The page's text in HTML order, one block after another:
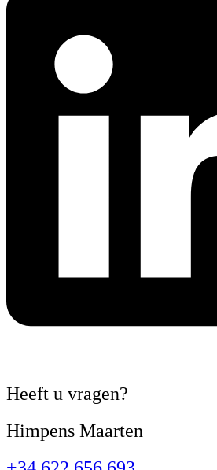
Heeft u vragen?
Himpens Maarten